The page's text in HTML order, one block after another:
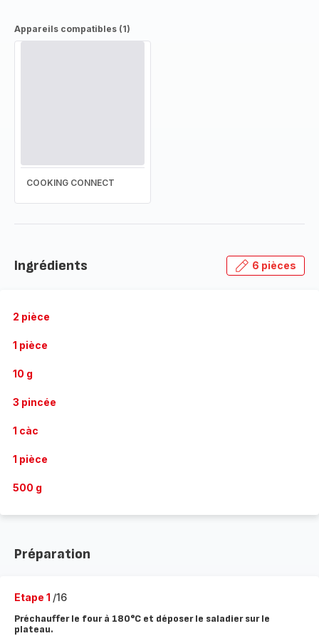
Appareils compatibles (1)
COOKING CONNECT
Ingrédients 6 pièces
2 pièce
1 pièce
10 g
3 pincée
1 càc
1 pièce
500 g
Préparation
Etape 1 /16
Préchauffer le four à 180°C et déposer le saladier sur le
plateau.